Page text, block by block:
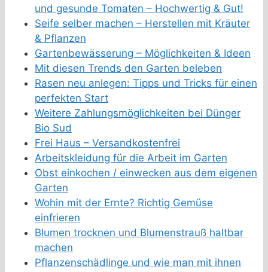
und gesunde Tomaten – Hochwertig & Gut!
Seife selber machen – Herstellen mit Kräuter
& Pflanzen
Gartenbewässerung – Möglichkeiten & Ideen
Mit diesen Trends den Garten beleben
Rasen neu anlegen: Tipps und Tricks für einen
perfekten Start
Weitere Zahlungsmöglichkeiten bei Dünger
Bio Sud
Frei Haus – Versandkostenfrei
Arbeitskleidung für die Arbeit im Garten
Obst einkochen / einwecken aus dem eigenen
Garten
Wohin mit der Ernte? Richtig Gemüse
einfrieren
Blumen trocknen und Blumenstrauß haltbar
machen
Pflanzenschädlinge und wie man mit ihnen